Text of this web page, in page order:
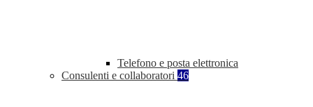
Telefono e posta elettronica
Consulenti e collaboratori 46